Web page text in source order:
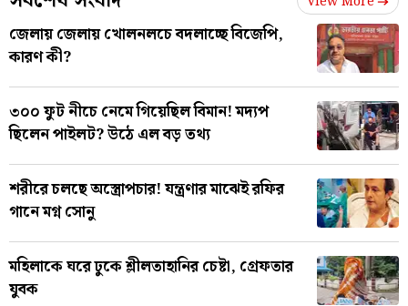
জেলায় জেলায় খোলনলচে বদলাচ্ছে বিজেপি,
কারণ কী?
৩০০ ফুট নীচে নেমে গিয়েছিল বিমান! মদ্যপ
ছিলেন পাইলট? উঠে এল বড় তথ্য
শরীরে চলছে অস্ত্রোপচার! যন্ত্রণার মাঝেই রফির
গানে মগ্ন সোনু
মহিলাকে ঘরে ঢুকে শ্লীলতাহানির চেষ্টা, গ্রেফতার
যুবক